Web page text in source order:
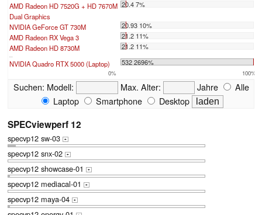
AMD Radeon HD 7520G + HD 7670M
Dual Graphics
20.4 7%
NVIDIA GeForce GT 730M
20.93 10%
AMD Radeon RX Vega 3
21.2 11%
AMD Radeon HD 8730M
21.2 11%
...
NVIDIA Quadro RTX 5000 (Laptop) 532 2696%
0% 100%
Suchen: Modell: Max. Alter: Jahre
Alle
Laptop
Smartphone Desktop
SPECviewperf 12
specvp12 sw-03 +
specvp12 snx-02 +
specvp12 showcase-01 +
specvp12 mediacal-01 +
specvp12 maya-04 +